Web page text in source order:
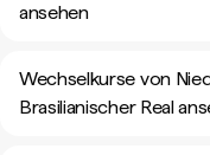
ansehen
Wechselkurse von
Brasilianischer Real